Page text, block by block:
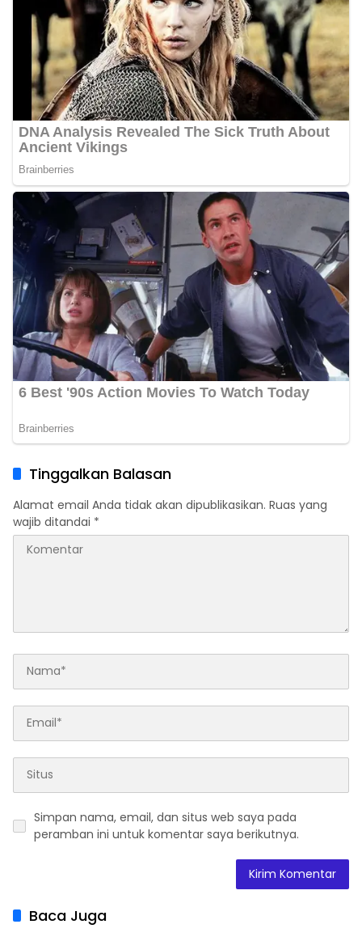
Tinggalkan Balasan
Alamat email Anda tidak akan dipublikasikan. Ruas yang
wajib ditandai *
Simpan nama, email, dan situs web saya pada
peramban ini untuk komentar saya berikutnya.
Baca Juga